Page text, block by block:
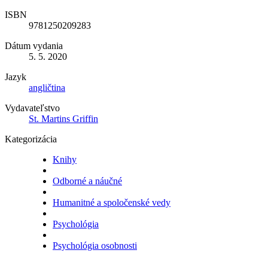
ISBN
9781250209283
Dátum vydania
5. 5. 2020
Jazyk
angličtina
Vydavateľstvo
St. Martins Griffin
Kategorizácia
Knihy
Odborné a náučné
Humanitné a spoločenské vedy
Psychológia
Psychológia osobnosti